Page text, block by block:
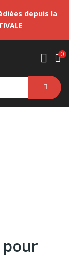
depuis la
0
pour